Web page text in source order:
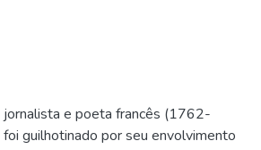
jornalista e poeta francês (1762-
guilhotinado por seu envolvimento